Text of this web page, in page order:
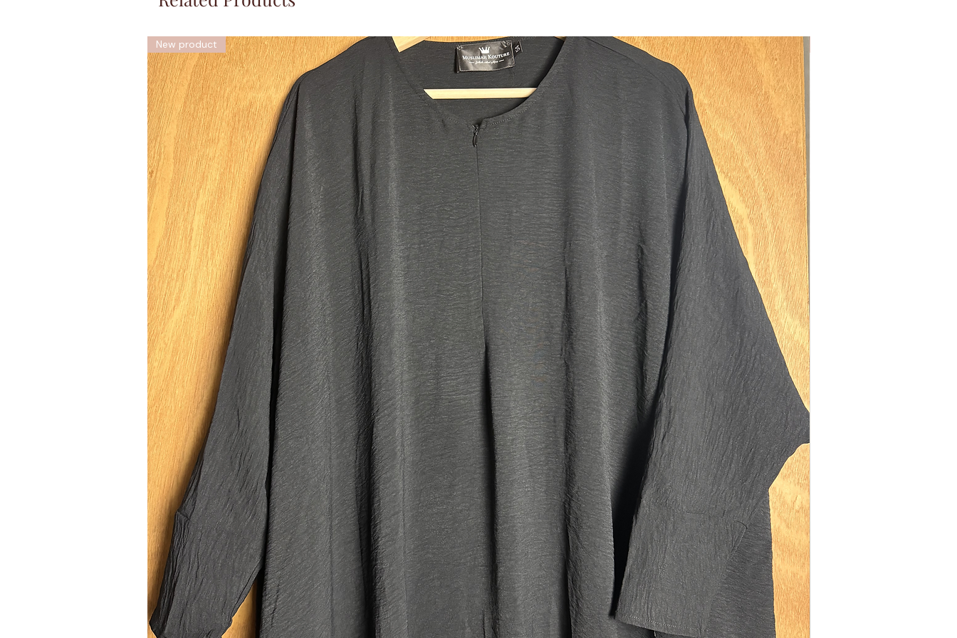
বাচ্চারা এই জিলবাবগুলিও পরতে পারে (9 বছর বয়সী ব্যক্তির
উপর পরীক্ষা করা হয়েছে) তবে দয়া করে মনে রাখবেন
উপরেরটি আপনার সাধারণ দুই পিস জিলবাবের চেয়ে দীর্ঘ
দেখাতে পারে, একটি অল্প বয়স্ক মেয়ের ক্ষেত্রে এটি একটি
স্কার্ট ছাড়া বাড়তি কভারেজের জন্য প্রায় এক টুকরো
জিলবাবের মতো। সামান্য খাটো
পরিমাপ:
উপরের দৈর্ঘ্য: 122 সেমি (ঘাড় থেকে নীচে)
স্কার্টের দৈর্ঘ্য: 100 সেমি.
মাথার খোলার অংশটি প্রায় 31.5 সেমি (ব্যাস)।
.
New product